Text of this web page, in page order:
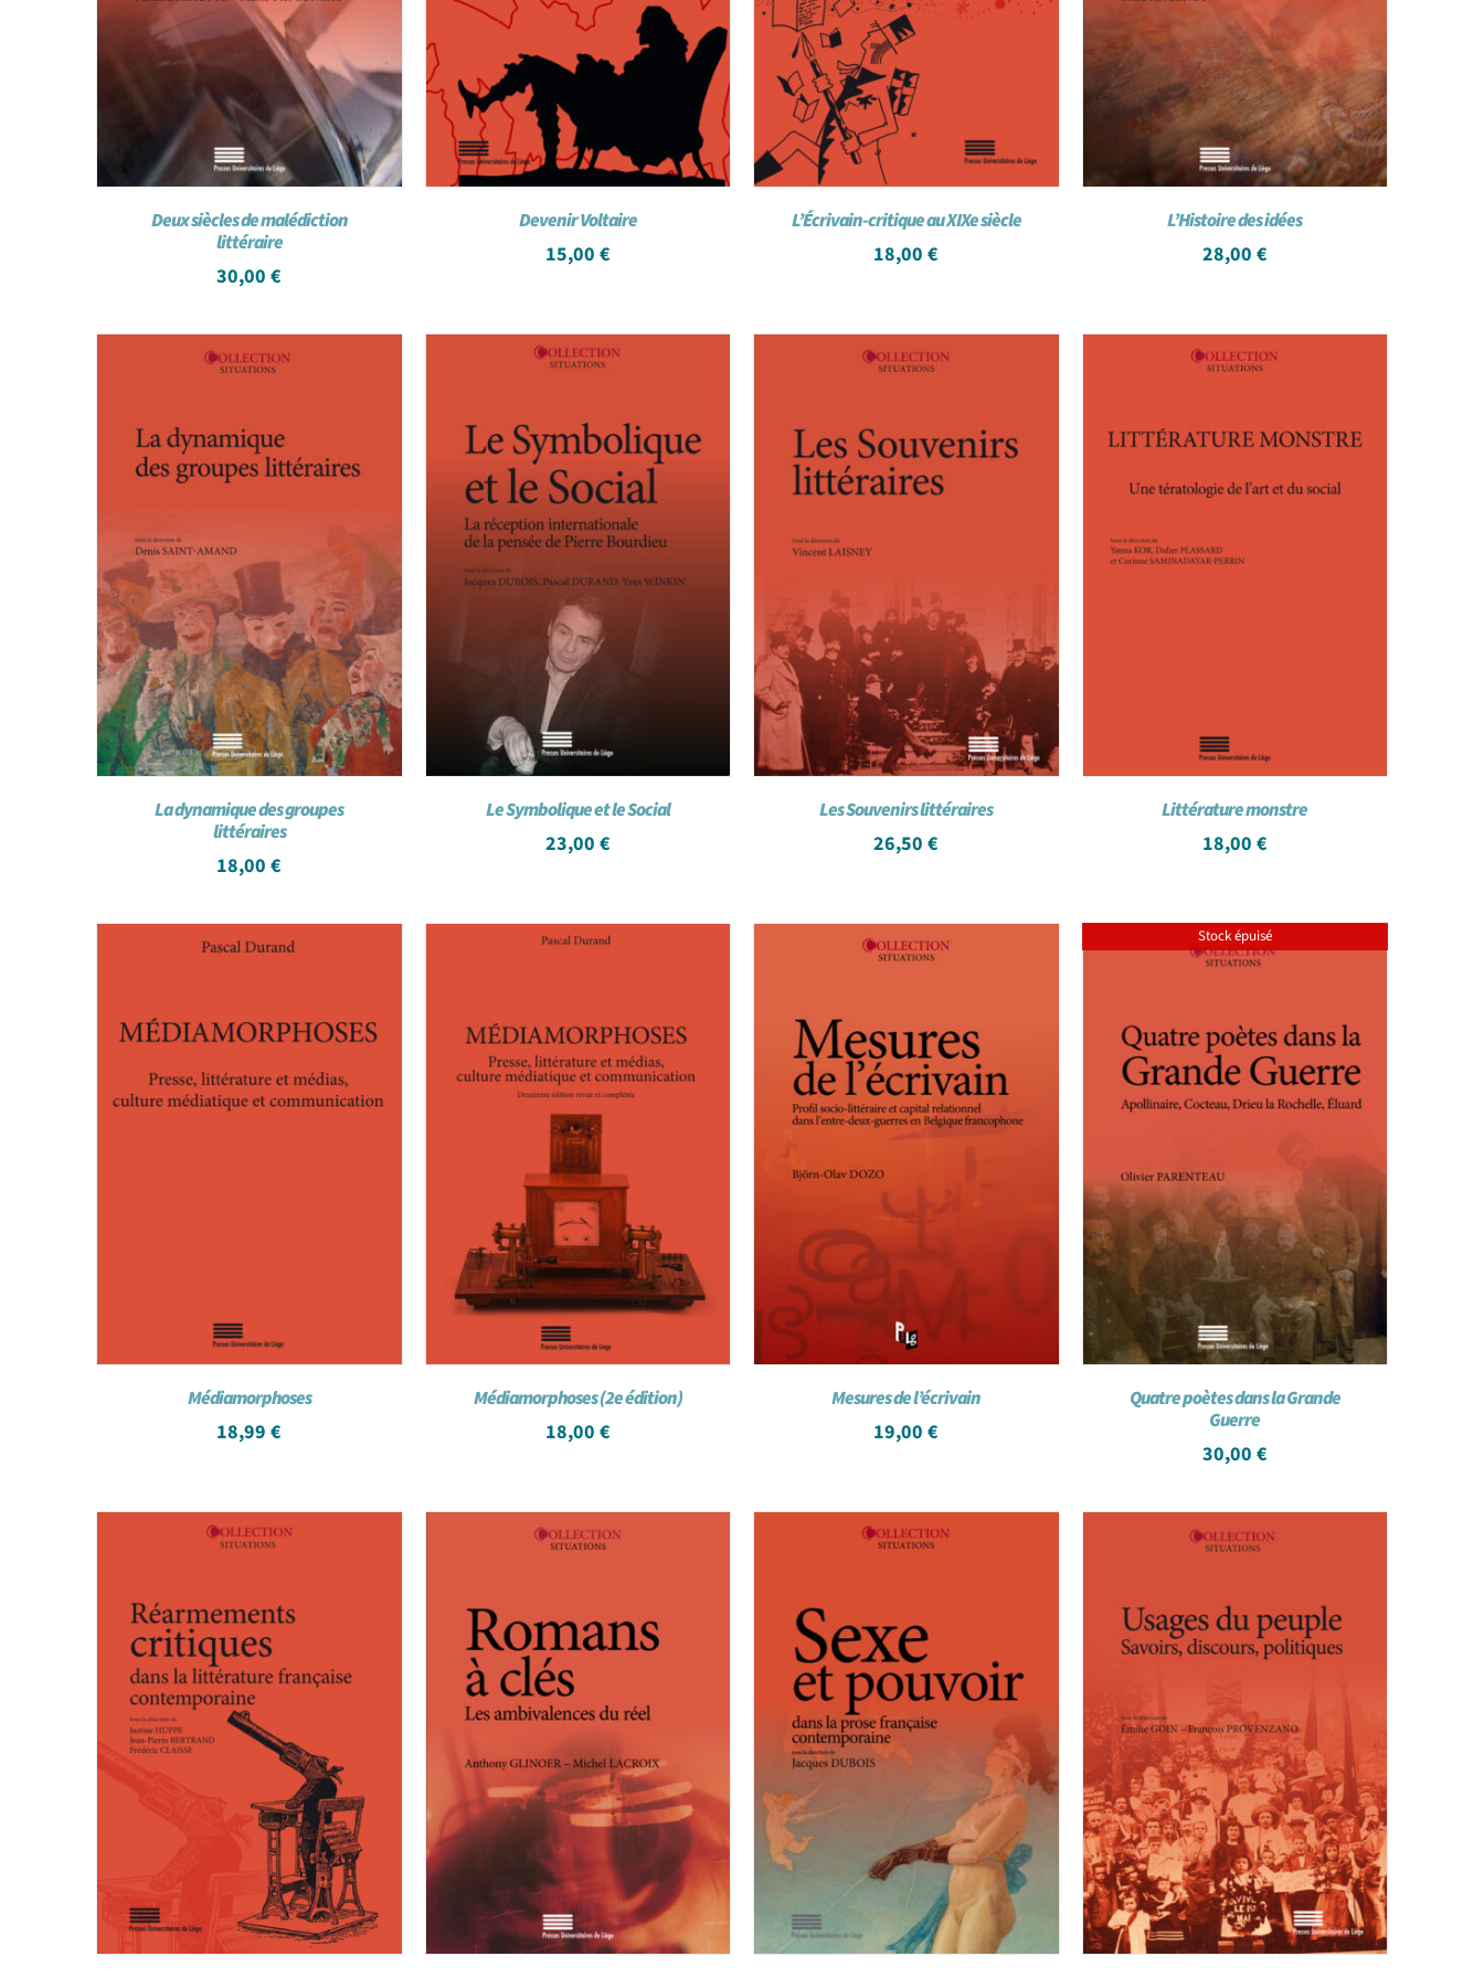
Deux siècles de malédiction
littéraire
30,00€
Devenir Voltaire
15,00 €
L’Écrivain-critique au XIXe siècle
18,00€
L’Histoire des idées
28,00 €
La dynamique des groupes
littéraires
18,00€
Le Symbolique et le Social
23,00 €
Les Souvenirs littéraires
26,50€
Littérature monstre
18,00 €
Médiamorphoses
18,99€
Médiamorphoses (2e édition)
18,00 €
Mesures de l’écrivain
19,00€
Stock épuisé
Quatre poètes dans la Grande
Guerre
30,00 €